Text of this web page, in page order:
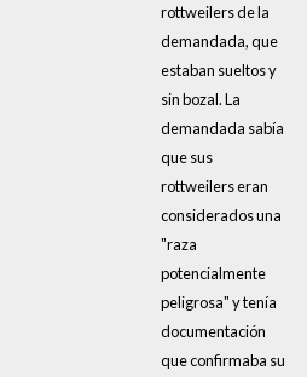
rottweilers de la
demandada, que
estaban sueltos y
sin bozal. La
demandada sabía
que sus
rottweilers eran
considerados una
"raza
potencialmente
peligrosa" y tenía
documentación
que confirmaba su